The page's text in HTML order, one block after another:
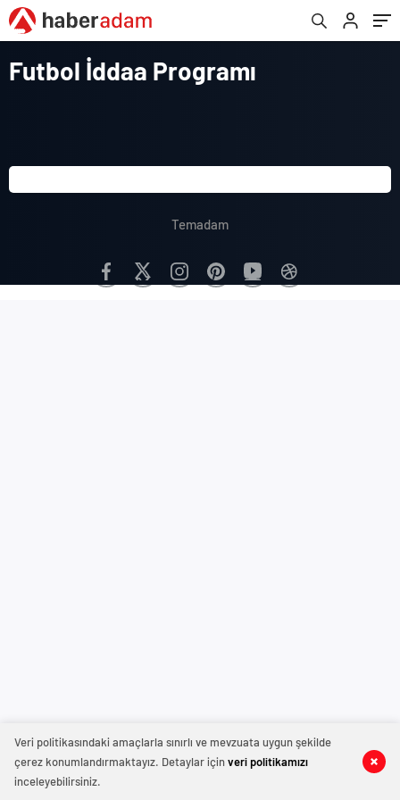
Futbol İddaa Programı
Temadam
Veri politikasındaki amaçlarla sınırlı ve mevzuata uygun şekilde
çerez konumlandırmaktayız. Detaylar içinveri politikamızı
inceleyebilirsiniz.